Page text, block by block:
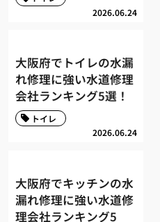
2026.06.24
大阪府でトイレの水漏
れ修理に強い水道修理
会社ランキング5選！
2026.06.24
トイレ
大阪府でキッチンの水
漏れ修理に強い水道修
理会社ランキング5